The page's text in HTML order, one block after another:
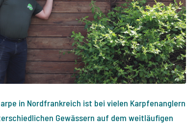
in Nordfrankreich ist bei vielen Karpfenanglern
Gewässern auf dem weitläufigen